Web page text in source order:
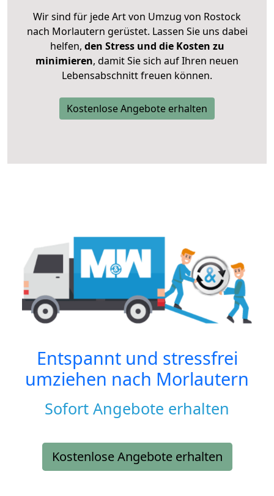
Wir sind für jede Art von Umzug von Rostock
nach Morlautern gerüstet. Lassen Sie uns dabei
helfen, den Stress und die Kosten zu
minimieren, damit Sie sich auf Ihren neuen
Lebensabschnitt freuen können.
Kostenlose Angebote erhalten
Entspannt und stressfrei
umziehen nach Morlautern
Sofort Angebote erhalten
Kostenlose Angebote erhalten